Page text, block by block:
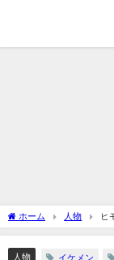
ホーム 人物
ヒ
て？
人物 イケメン